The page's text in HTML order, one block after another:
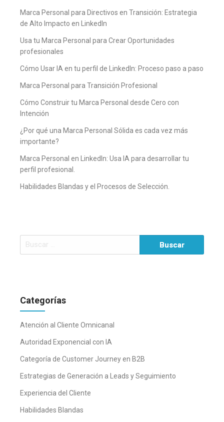
Marca Personal para Directivos en Transición: Estrategia
de Alto Impacto en LinkedIn
Usa tu Marca Personal para Crear Oportunidades
profesionales
Cómo Usar IA en tu perfil de LinkedIn: Proceso paso a paso
Marca Personal para Transición Profesional
Cómo Construir tu Marca Personal desde Cero con
Intención
¿Por qué una Marca Personal Sólida es cada vez más
importante?
Marca Personal en LinkedIn: Usa IA para desarrollar tu
perfil profesional.
Habilidades Blandas y el Procesos de Selección.
Buscar:
Categorías
Atención al Cliente Omnicanal
Autoridad Exponencial con IA
Categoría de Customer Journey en B2B
Estrategias de Generación a Leads y Seguimiento
Experiencia del Cliente
Habilidades Blandas